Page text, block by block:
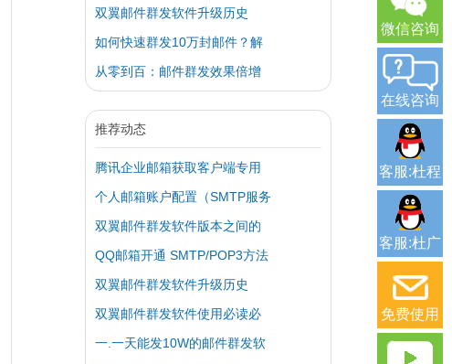
双翼邮件群发软件升级历史
如何快速群发10万封邮件？解
从零到百：邮件群发效果倍增
推荐动态
腾讯企业邮箱获取客户端专用
个人邮箱账户配置（SMTP服务
双翼邮件群发软件版本之间的
QQ邮箱开通 SMTP/POP3方法
双翼邮件群发软件升级历史
双翼邮件群发软件使用必读必
一.一天能发10W的邮件群发软
微信咨询
在线咨询
客服:杜程
客服:杜广
免费使用